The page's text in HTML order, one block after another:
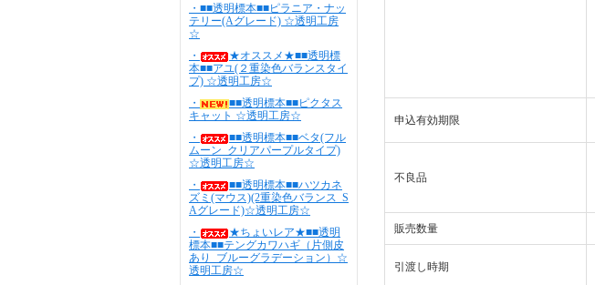
・■■透明標本■■ピラニア・ナッ
テリー(Aグレード) ☆透明工房
☆
・
★オススメ★■■透明標
本■■アユ(２重染色バランスタイ
プ) ☆透明工房☆
・
■■透明標本■■ピクタス
キャット ☆透明工房☆
・
■■透明標本■■ベタ(フル
ムーン_クリアパープルタイプ)
☆透明工房☆
・
■■透明標本■■ハツカネ
ズミ(マウス)(2重染色バランス_S
Aグレード)☆透明工房☆
・
★ちょいレア★■■透明
標本■■テングカワハギ（片側皮
あり_ブルーグラデーション）☆
透明工房☆
申込有効期限
不良品
販売数量
引渡し時期